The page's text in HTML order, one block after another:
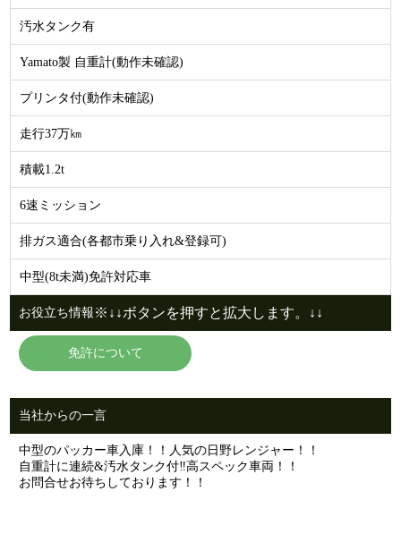
汚水タンク有
Yamato製 自重計(動作未確認)
プリンタ付(動作未確認)
走行37万㎞
積載1.2t
6速ミッション
排ガス適合(各都市乗り入れ&登録可)
中型(8t未満)免許対応車
お役立ち情報 ※↓↓ボタンを押すと拡大します。↓↓
免許について
当社からの一言
中型のパッカー車入庫！！人気の日野レンジャー！！
自重計に連続&汚水タンク付‼高スペック車両！！
お問合せお待ちしております！！